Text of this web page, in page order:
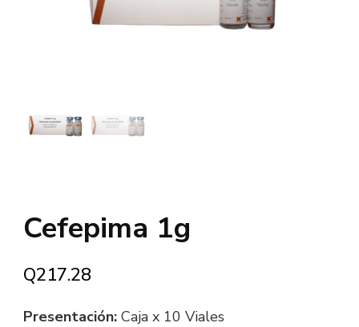
Cefepima 1g
Q217.28
Presentación: Caja x 10 Viales